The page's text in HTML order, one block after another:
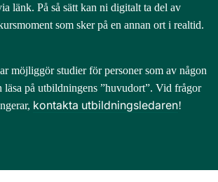
länk. På så sätt kan ni digitalt ta del av
som sker på en annan ort i realtid.
möjliggör studier för personer som av någon
läsa på utbildningens ”huvudort”. Vid frågor
kontakta utbildningsledaren!